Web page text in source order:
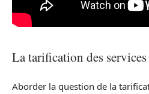
La tarification des
Aborder la question de la